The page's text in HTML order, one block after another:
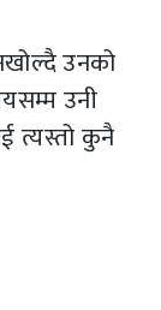
उनको
उनी
त्यस्तो कुनै